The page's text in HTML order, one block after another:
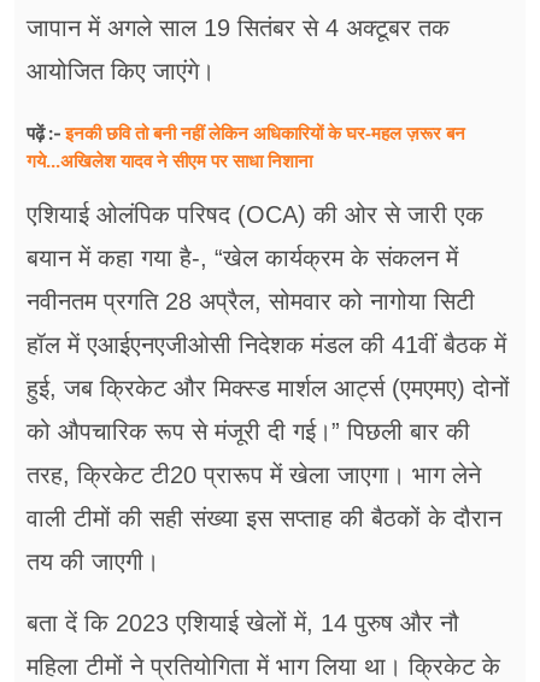
जापान में अगले साल 19 सितंबर से 4 अक्टूबर तक
आयोजित किए जाएंगे।
पढ़ें :-इनकी छवि तो बनी नहीं लेकिन अधिकारियों के घर-महल ज़रूर बन
गये...अखिलेश यादव ने सीएम पर साधा​ निशाना
एशियाई ओलंपिक परिषद (OCA) की ओर से जारी एक
बयान में कहा गया है-, “खेल कार्यक्रम के संकलन में
नवीनतम प्रगति 28 अप्रैल, सोमवार को नागोया सिटी
हॉल में एआईएनएजीओसी निदेशक मंडल की 41वीं बैठक में
हुई, जब क्रिकेट और मिक्स्ड मार्शल आर्ट्स (एमएमए) दोनों
को औपचारिक रूप से मंजूरी दी गई।” पिछली बार की
तरह, क्रिकेट टी20 प्रारूप में खेला जाएगा। भाग लेने
वाली टीमों की सही संख्या इस सप्ताह की बैठकों के दौरान
तय की जाएगी।
बता दें कि 2023 एशियाई खेलों में, 14 पुरुष और नौ
महिला टीमों ने प्रतियोगिता में भाग लिया था। क्रिकेट के